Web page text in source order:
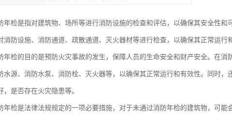
年检是指对建筑物、场所等进行消防设施的检查和评估，以确保其安全性
消防设施、消防通道、疏散通道、灭火器材等进行检查，以确保其正常运行
年检的目的是预防火灾事故的发生，保障人员的生命安全和财产安全。在
水源、消防水泵、消防栓、灭火器等，以确保其正常运行和有效性。同时
，是否存在火灾隐患等。
年检是法律法规规定的一项必要措施，对于未通过消防年检的建筑物，可